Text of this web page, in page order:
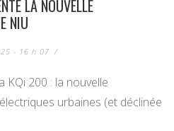
LA NOUVELLE
NIU
- 16 h 07 /
KQi 200 : la nouvelle
urbaines (et déclinée